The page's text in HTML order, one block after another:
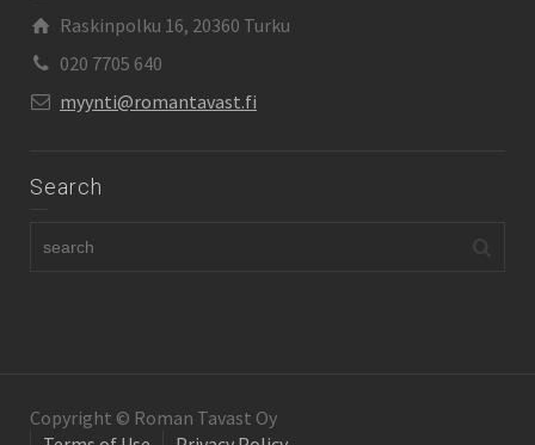
Raskinpolku 16, 20360 Turku
020 7705 640
myynti@romantavast.fi
Search
Copyright © Roman Tavast Oy